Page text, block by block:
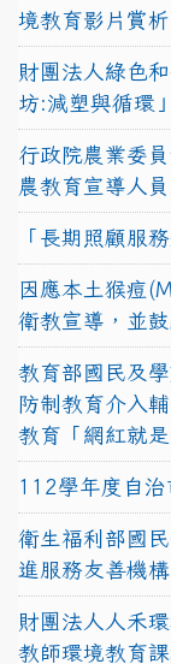
境教育影片賞
財團法人綠色
坊:減塑與循環」
行政院農業委
農教育宣導人
「長期照顧服
因應本土猴痘
衛教宣導，並
教育部國民及
防制教育介入
教育「網紅就
112學年度自治
衛生福利部國
進服務友善機構
財團法人人禾
教師環境教育